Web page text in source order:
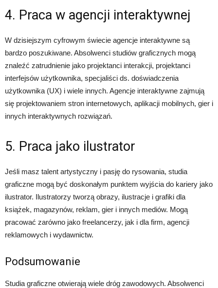
4. Praca w agencji interaktywnej
W dzisiejszym cyfrowym świecie agencje interaktywne są
bardzo poszukiwane. Absolwenci studiów graficznych mogą
znaleźć zatrudnienie jako projektanci interakcji, projektanci
interfejsów użytkownika, specjaliści ds. doświadczenia
użytkownika (UX) i wiele innych. Agencje interaktywne zajmują
się projektowaniem stron internetowych, aplikacji mobilnych, gier i
innych interaktywnych rozwiązań.
5. Praca jako ilustrator
Jeśli masz talent artystyczny i pasję do rysowania, studia
graficzne mogą być doskonałym punktem wyjścia do kariery jako
ilustrator. Ilustratorzy tworzą obrazy, ilustracje i grafiki dla
książek, magazynów, reklam, gier i innych mediów. Mogą
pracować zarówno jako freelancerzy, jak i dla firm, agencji
reklamowych i wydawnictw.
Podsumowanie
Studia graficzne otwierają wiele dróg zawodowych. Absolwenci